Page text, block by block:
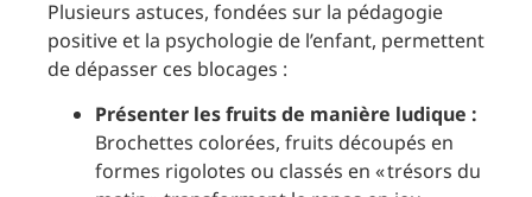
Plusieurs astuces, fondées sur la pédagogie
positive et la psychologie de l’enfant, permettent
de dépasser ces blocages :
Présenter les fruits de manière ludique :
Brochettes colorées, fruits découpés en
formes rigolotes ou classés en « trésors du